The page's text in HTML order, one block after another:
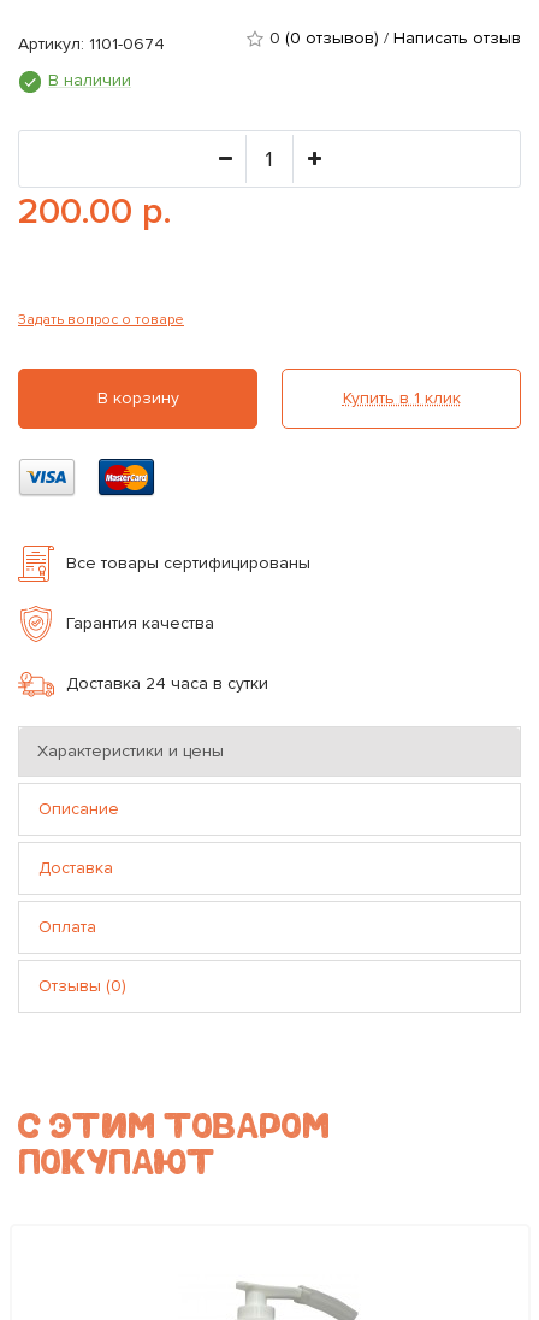
Артикул: 1101-0674 0 (0 отзывов) / Написать отзыв
В наличии
200.00 р.
Задать вопрос о товаре
В корзину Купить в 1 клик
Все товары сертифицированы
Гарантия качества
Доставка 24 часа в сутки
Характеристики и цены
Описание
Доставка
Оплата
Отзывы (0)
С ЭТИМ ТОВАРОМ
ПОКУПАЮТ